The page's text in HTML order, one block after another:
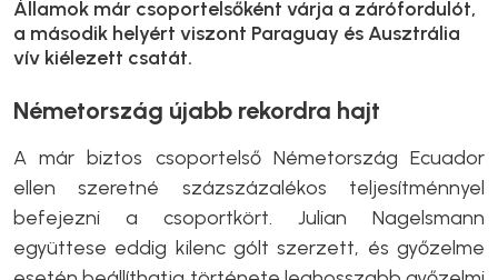
Államok már csoportelsőként várja a zárófordulót,
a második helyért viszont Paraguay és Ausztrália
vív kiélezett csatát.
Németország újabb rekordra hajt
A már biztos csoportelső Németország Ecuador
ellen szeretné százszázalékos teljesítménnyel
befejezni a csoportkört. Julian Nagelsmann
együttese eddig kilenc gólt szerzett, és győzelme